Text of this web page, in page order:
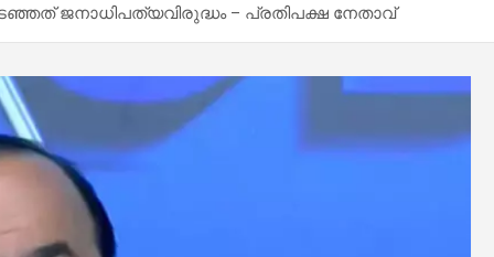
ജനാധിപത്യവിരുദ്ധം – പ്രതിപക്ഷ നേതാവ്‌